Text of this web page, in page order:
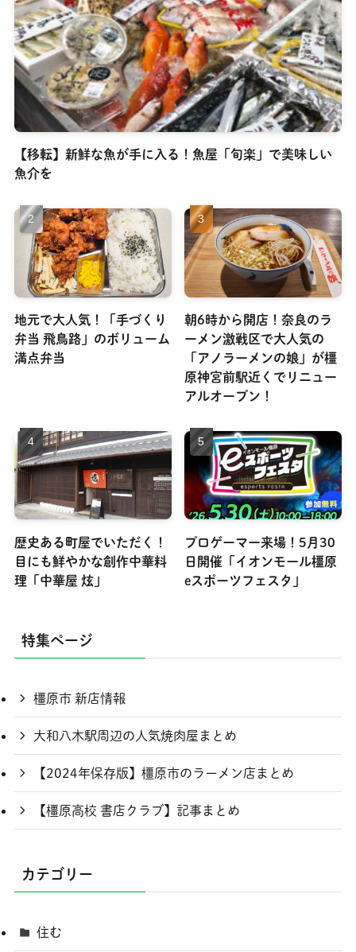
【移転】新鮮な魚が手に入る！魚屋「旬楽」で美味しい
魚介を
地元で大人気！「手づくり
弁当 飛鳥路」のボリューム
満点弁当
朝6時から開店！奈良のラ
ーメン激戦区で大人気の
「アノラーメンの娘」が橿
原神宮前駅近くでリニュー
アルオープン！
歴史ある町屋でいただく！
目にも鮮やかな創作中華料
理「中華屋 炫」
プロゲーマー来場！5月30
日開催「イオンモール橿原
eスポーツフェスタ」
特集ページ
橿原市 新店情報
大和八木駅周辺の人気焼肉屋まとめ
【2024年保存版】橿原市のラーメン店まとめ
【橿原高校 書店クラブ】記事まとめ
カテゴリー
住む